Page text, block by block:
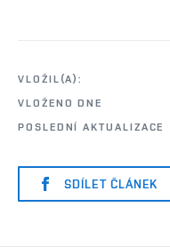
VLOŽIL(A):
VLOŽENO DNE
POSLEDNÍ AKTUALIZACE
SDÍLET ČLÁNEK